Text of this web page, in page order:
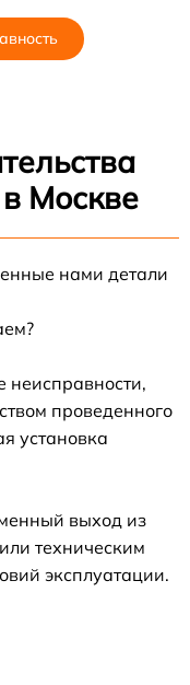
Москве
нами детали
неисправности,
проведенного
установка
выход из
техническим
эксплуатации.